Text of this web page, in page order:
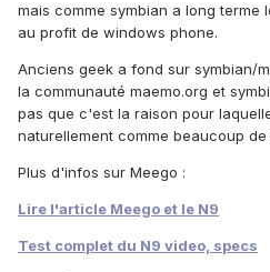
mais comme symbian a long terme
au profit de windows phone.
Anciens geek a fond sur symbian/
la communauté maemo.org et
pas que c'est la raison pour
naturellement comme beaucoup
Plus d'infos sur Meego :
Lire l'article Meego et le N9
Test complet du N9 video, specs